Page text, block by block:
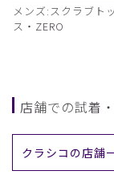
メンズ:スクラブト
ス・ZERO
店舗での試着
クラシコの店舗